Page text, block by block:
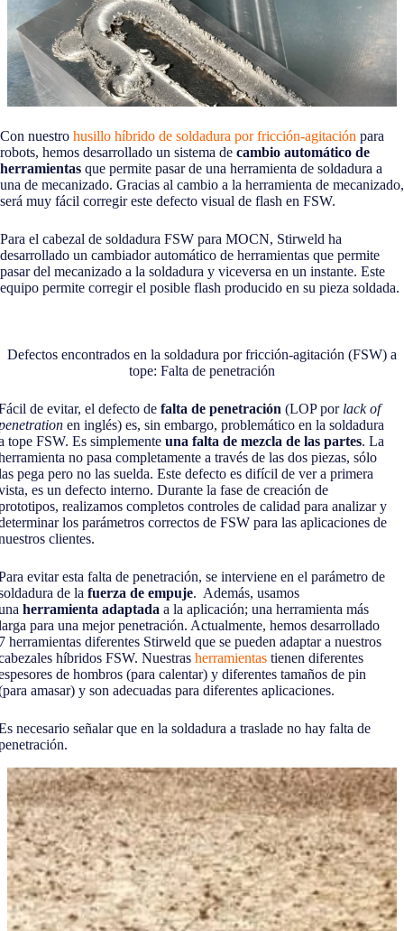
Con nuestro husillo híbrido de soldadura por fricción-agitación para
robots, hemos desarrollado un sistema de cambio automático de
herramientas que permite pasar de una herramienta de soldadura a
una de mecanizado. Gracias al cambio a la herramienta de mecanizado,
será muy fácil corregir este defecto visual de flash en FSW.
Para el cabezal de soldadura FSW para MOCN, Stirweld ha
desarrollado un cambiador automático de herramientas que permite
pasar del mecanizado a la soldadura y viceversa en un instante. Este
equipo permite corregir el posible flash producido en su pieza soldada.
Defectos encontrados en la soldadura por fricción-agitación (FSW) a
tope: Falta de penetración
de evitar, el defecto de falta de penetración (LOP por lack of
en inglés) es, sin embargo, problemático en la soldadura
tope FSW. Es simplemente una falta de mezcla de las partes. La
no pasa completamente a través de las dos piezas, sólo
pega pero no las suelda. Este defecto es difícil de ver a primera
es un defecto interno. Durante la fase de creación de
realizamos completos controles de calidad para analizar y
los parámetros correctos de FSW para las aplicaciones de
clientes.
evitar esta falta de penetración, se interviene en el parámetro de
de la fuerza de empuje. Además, usamos
herramienta adaptada a la aplicación; una herramienta más
para una mejor penetración. Actualmente, hemos desarrollado
herramientas diferentes Stirweld que se pueden adaptar a nuestros
híbridos FSW. Nuestras herramientas tienen diferentes
de hombros (para calentar) y diferentes tamaños de pin
amasar) y son adecuadas para diferentes aplicaciones.
necesario señalar que en la soldadura a traslade no hay falta de